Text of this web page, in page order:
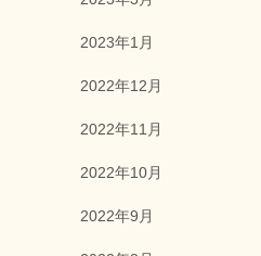
2023年1月
2022年12月
2022年11月
2022年10月
2022年9月